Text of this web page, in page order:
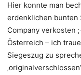
Hier konnte man
erdenklichen bunten
Company verkosten
Österreich – ich
Siegeszug zu